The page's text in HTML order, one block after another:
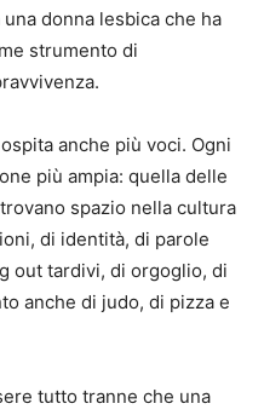
donna lesbica che ha
strumento di
anche più voci. Ogni
più ampia: quella delle
spazio nella cultura
di identità, di parole
out tardivi, di orgoglio, di
anche di judo, di pizza e
tutto tranne che una